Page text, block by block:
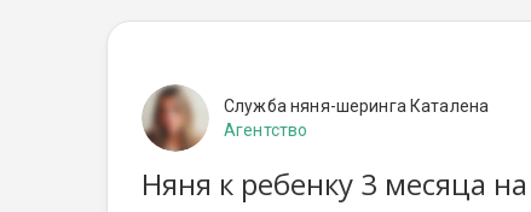
Служба няня-шеринга Каталена
Агентство
Няня к ребенку 3 месяца